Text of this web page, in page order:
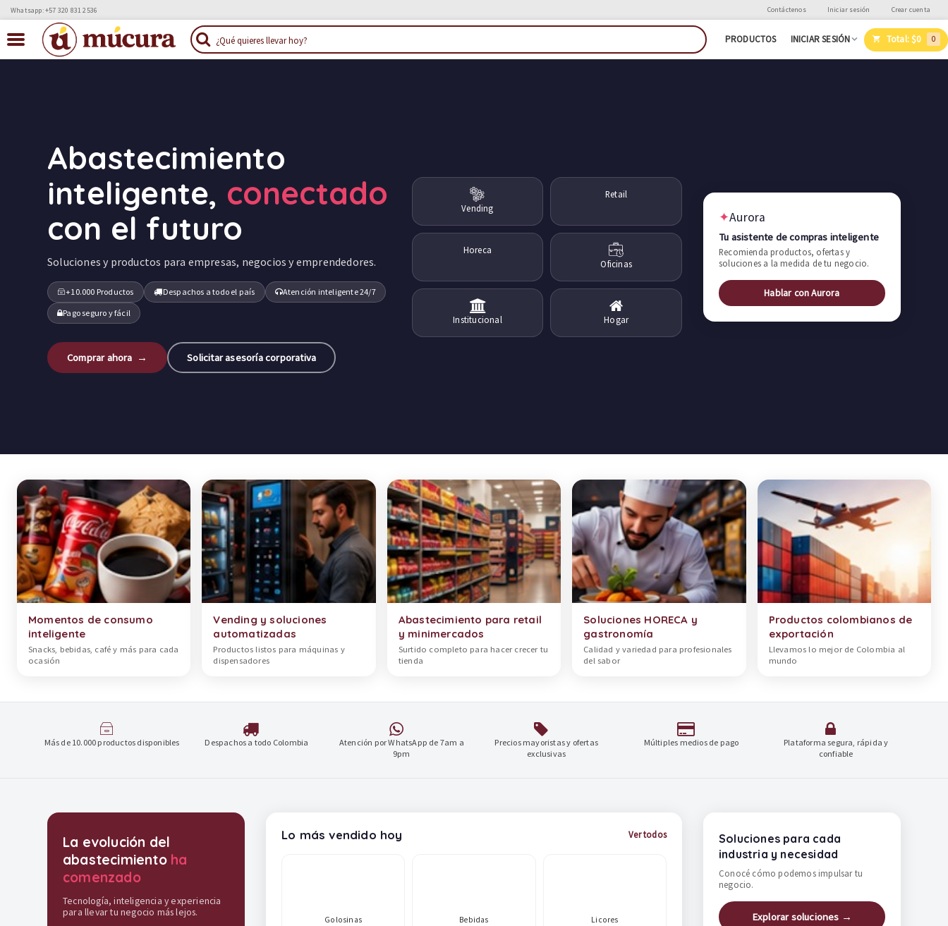
Whatsapp: +57 320 831 2536 Contáctenos Iniciar sesión Crear cuenta
PRODUCTOS INICIAR SESIÓN Total:$0 0
Abastecimiento
inteligente, conectado
con el futuro
Soluciones y productos para empresas, negocios y emprendedores.
+10.000 Productos Despachos a todo el país
Atención inteligente 24/7
Pago seguro y fácil
Comprar ahora → Solicitar asesoría corporativa
Vending
Retail
Horeca
Oficinas
Institucional Hogar
✦Aurora
Tu asistente de compras inteligente
Recomienda productos, ofertas y
soluciones a la medida de tu negocio.
Hablar con Aurora
Categorías de productos
Momentos de consumo
inteligente
Snacks, bebidas, café y más para cada
ocasión
Vending y soluciones
automatizadas
Productos listos para máquinas y
dispensadores
Abastecimiento para retail
y minimercados
Surtido completo para hacer crecer tu
tienda
Soluciones HORECA y
gastronomía
Calidad y variedad para profesionales
del sabor
Productos colombianos de
exportación
Llevamos lo mejor de Colombia al
mundo
Más de 10.000 productos disponibles Despachos a todo Colombia
Atención por WhatsApp de 7am a
9pm
Precios mayoristas y ofertas
exclusivas
Múltiples medios de pago
Plataforma segura, rápida y
confiable
Destacados y soluciones
La evolución del
abastecimiento ha
comenzado
Tecnología, inteligencia y experiencia
para llevar tu negocio más lejos.
Lo más vendido hoy Ver todos
Golosinas Bebidas Licores
Soluciones para cada
industria y necesidad
Conocé cómo podemos impulsar tu
negocio.
Explorar soluciones →